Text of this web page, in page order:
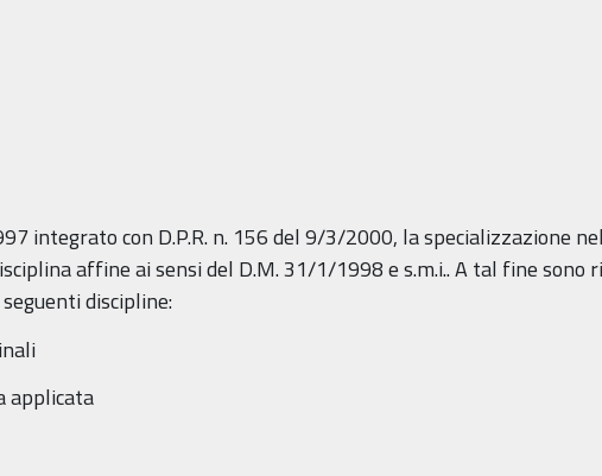
integrato con D.P.R. n. 156 del 9/3/2000, la specializzazione
affine ai sensi del D.M. 31/1/1998 e s.m.i.. A tal fine sono
discipline:
applicata